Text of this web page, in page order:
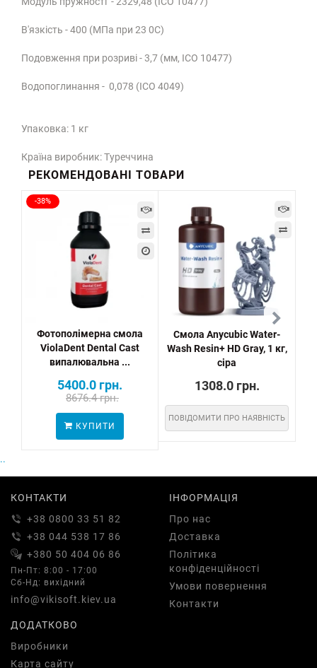
В'язкість - 400 (МПа при 23 0C)
Подовження при розриві - 3,7 (мм, ІСО 10477)
Водопоглинання - 0,078 (ІСО 4049)
Упаковка: 1 кг
Країна виробник: Туреччина
РЕКОМЕНДОВАНІ ТОВАРИ
-38%
Фотополімерна смола
ViolaDent Dental Cast
випалювальна ...
5400.0 грн.
8676.4 грн.
КУПИТИ
Смола Anycubic Water-
Wash Resin+ HD Gray, 1 кг,
сіра
1308.0 грн.
ПОВІДОМИТИ ПРО НАЯВНІСТЬ
..
КОНТАКТИ
+38 0800 33 51 82
+38 044 538 17 86
+380 50 404 06 86
Пн-Пт: 8:00 - 17:00
Сб-Нд: вихідний
info@vikisoft.kiev.ua
ІНФОРМАЦІЯ
Про нас
Доставка
Політика
конфіденційності
Умови повернення
Контакти
ДОДАТКОВО
Виробники
Карта сайту